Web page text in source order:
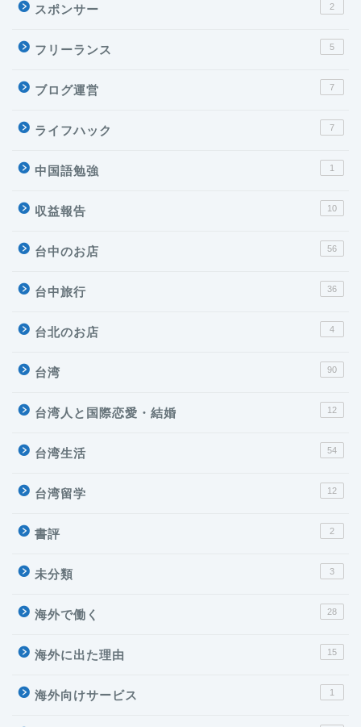
スポンサー 2
フリーランス 5
ブログ運営 7
ライフハック 7
中国語勉強 1
収益報告 10
台中のお店 56
台中旅行 36
台北のお店 4
台湾 90
台湾人と国際恋愛・結婚 12
台湾生活 54
台湾留学 12
書評 2
未分類 3
海外で働く 28
海外に出た理由 15
海外向けサービス 1